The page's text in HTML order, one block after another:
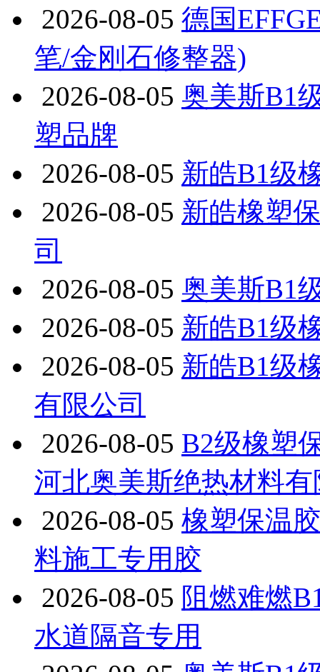
2026-08-05 德国
笔/金刚石修整器)
2026-08-05 奥美斯B1
塑品牌
2026-08-05 新皓B1级
2026-08-05 新皓橡塑
司
2026-08-05 奥美斯B1
2026-08-05 新皓B1级
2026-08-05 新皓B1级
有限公司
2026-08-05 B2级橡塑
河北奥美斯绝热材料
2026-08-05 橡塑保温
料施工专用胶
2026-08-05 阻燃难燃
水道隔音专用